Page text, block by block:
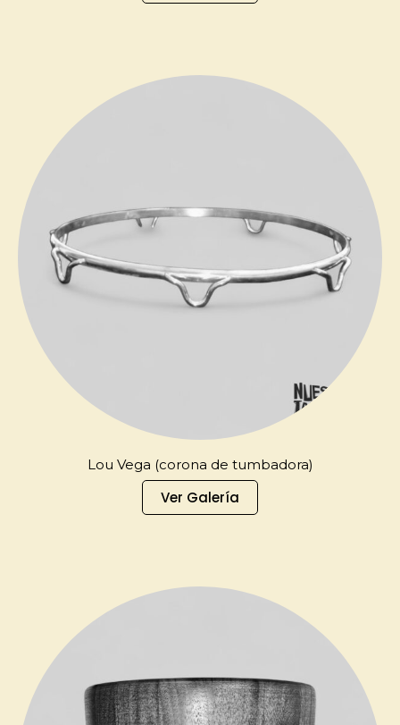
Lou Vega (corona de tumbadora)
Ver Galería